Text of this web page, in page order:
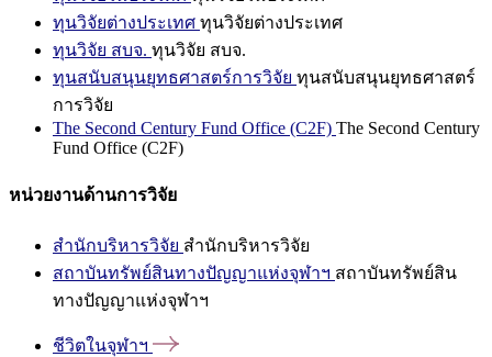
ทุนวิจัยต่างประเทศ ทุนวิจัยต่างประเทศ
ทุนวิจัย สบจ. ทุนวิจัย สบจ.
ทุนสนับสนุนยุทธศาสตร์การวิจัย ทุนสนับสนุนยุทธศาสตร์
การวิจัย
The Second Century Fund Office (C2F) The Second Century
Fund Office (C2F)
หน่วยงานด้านการวิจัย
สำนักบริหารวิจัย สำนักบริหารวิจัย
สถาบันทรัพย์สินทางปัญญาแห่งจุฬาฯ สถาบันทรัพย์สิน
ทางปัญญาแห่งจุฬาฯ
ชีวิตในจุฬาฯ